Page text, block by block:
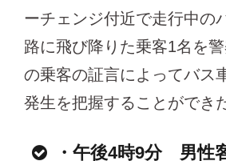
ーチェンジ付近で走行中の
路に飛び降りた乗客1名を
の乗客の証言によってバス
発生を把握することができ
・午後4時9分 男性